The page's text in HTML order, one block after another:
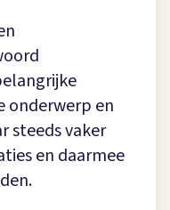
onderwerp en
steeds vaker
en daarmee